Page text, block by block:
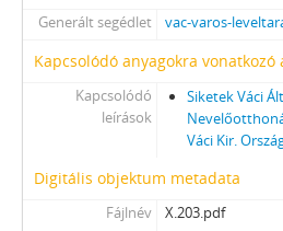
Generált segédlet vac-varos-
Kapcsolódó anyagokra
Kapcsolódó
leírások
Siketek Váci
Váci Kir.
Digitális objektum metadata
Fájlnév
X.203.pdf